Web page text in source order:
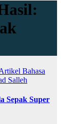
Bahasa
Salleh
Sepak Super